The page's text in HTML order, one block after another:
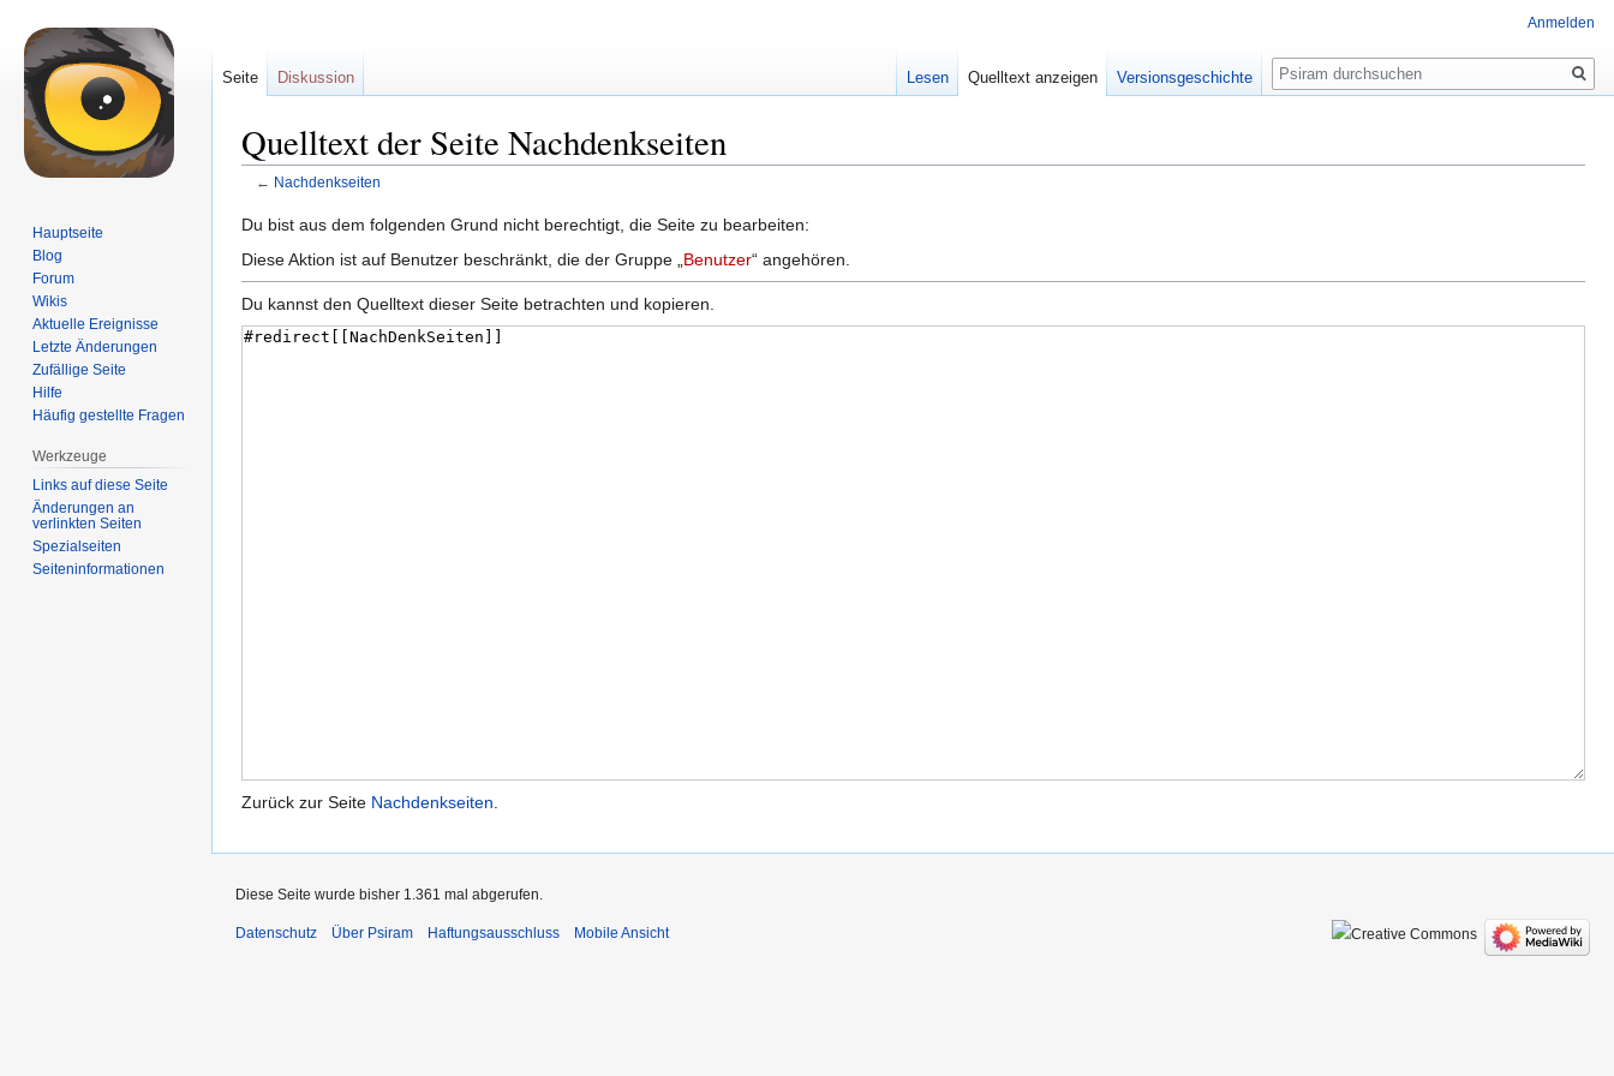
Quelltext der Seite Nachdenkseiten
← Nachdenkseiten
Zur
Navigation
Zur
Suche
Du bist aus dem folgenden Grund nicht berechtigt, die Seite zu bearbeiten:
Diese Aktion ist auf Benutzer beschränkt, die der Gruppe „ Benutzer“ angehören.
Du kannst den Quelltext dieser Seite betrachten und kopieren.
Zurück zur Seite Nachdenkseiten.
Anmelden
Seite Diskussion Lesen Quelltext anzeigen Versionsgeschichte
Suche
Hauptseite
Blog
Forum
Wikis
Aktuelle Ereignisse
Letzte Änderungen
Zufällige Seite
Hilfe
Häufig gestellte Fragen
Werkzeuge
Links auf diese Seite
Änderungen an
verlinkten Seiten
Spezialseiten
Seiten­informationen
Diese Seite wurde bisher 1.361 mal abgerufen.
Datenschutz Über Psiram Haftungsausschluss Mobile Ansicht